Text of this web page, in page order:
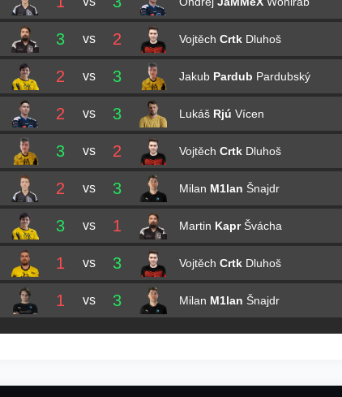
3 vs 2 Vojtěch CrtkDluhoš
2 vs 3 Jakub Pardub Pardubský
2 vs 3 Lukáš Rjú Vícen
3 vs 2 Vojtěch CrtkDluhoš
2 vs 3 Milan M1lan Šnajdr
3 vs 1 Martin KaprŠvácha
1 vs 3 Vojtěch CrtkDluhoš
1 vs 3 Milan M1lan Šnajdr